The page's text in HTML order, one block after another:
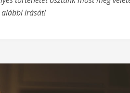
alábbi írását!